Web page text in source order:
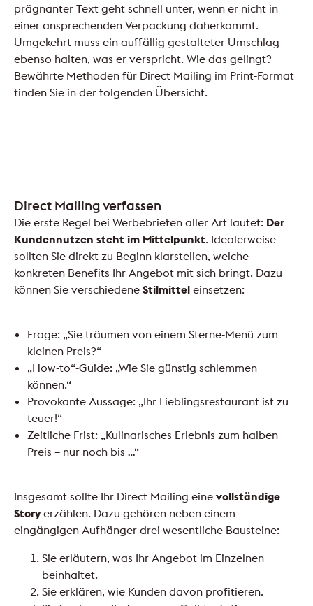
prägnanter Text geht schnell unter, wenn er nicht in
einer ansprechenden Verpackung daherkommt.
Umgekehrt muss ein auffällig gestalteter Umschlag
ebenso halten, was er verspricht. Wie das gelingt?
Bewährte Methoden für Direct Mailing im Print-Format
finden Sie in der folgenden Übersicht.
Direct Mailing verfassen
Die erste Regel bei Werbebriefen aller Art lautet: Der
Kundennutzen steht im Mittelpunkt. Idealerweise
sollten Sie direkt zu Beginn klarstellen, welche
konkreten Benefits Ihr Angebot mit sich bringt. Dazu
können Sie verschiedene Stilmittel einsetzen:
Frage: „Sie träumen von einem Sterne-Menü zum
kleinen Preis?“
„How-to“-Guide: „Wie Sie günstig schlemmen
können.“
Provokante Aussage: „Ihr Lieblingsrestaurant ist zu
teuer!“
Zeitliche Frist: „Kulinarisches Erlebnis zum halben
Preis – nur noch bis …“
Insgesamt sollte Ihr Direct Mailing eine vollständige
Storyerzählen. Dazu gehören neben einem
eingängigen Aufhänger drei wesentliche Bausteine:
Sie erläutern, was Ihr Angebot im Einzelnen
beinhaltet.
Sie erklären, wie Kunden davon profitieren.